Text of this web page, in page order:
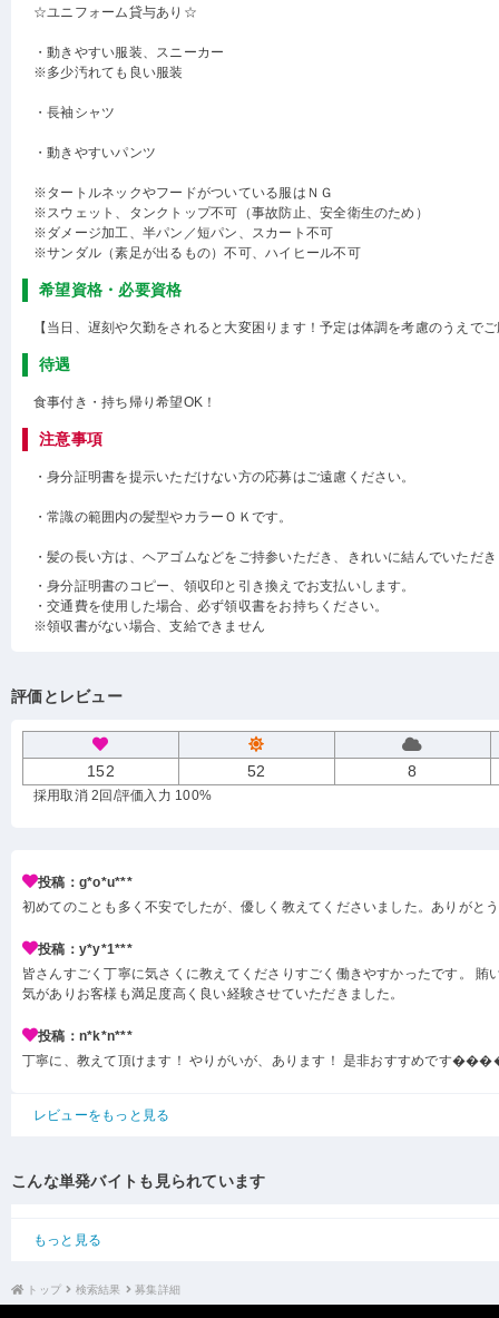
☆ユニフォーム貸与あり☆
・動きやすい服装、スニーカー
※多少汚れても良い服装
・長袖シャツ
・動きやすいパンツ
※タートルネックやフードがついている服はＮＧ
※スウェット、タンクトップ不可（事故防止、安全衛生のため）
※ダメージ加工、半パン／短パン、スカート不可
※サンダル（素足が出るもの）不可、ハイヒール不可
希望資格・必要資格
【当日、遅刻や欠勤をされると大変困ります！予定は体調を考慮のうえで
待遇
食事付き・持ち帰り希望OK！
注意事項
・身分証明書を提示いただけない方の応募はご遠慮ください。
・常識の範囲内の髪型やカラーＯＫです。
・髪の長い方は、ヘアゴムなどをご持参いただき、きれいに結んでいただ
・身分証明書のコピー、領収印と引き換えでお支払いします。
・交通費を使用した場合、必ず領収書をお持ちください。
※領収書がない場合、支給できません
評価とレビュー
152 52 8
採用取消 2回 /評価入力 100%
投稿：g*o*u***
初めてのことも多く不安でしたが、優しく教えてくださいました。ありがと
投稿：y*y*1***
皆さんすごく丁寧に気さくに教えてくださりすごく働きやすかったです。 賄
気がありお客様も満足度高く良い経験させていただきました。
投稿：n*k*n***
丁寧に、教えて頂けます！ やりがいが、あります！ 是非おすすめです
レビューをもっと見る
こんな単発バイトも見られています
もっと見る
トップ 検索結果 募集詳細